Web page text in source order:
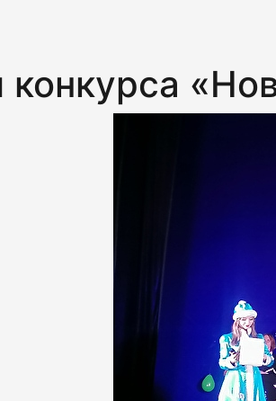
конкурса